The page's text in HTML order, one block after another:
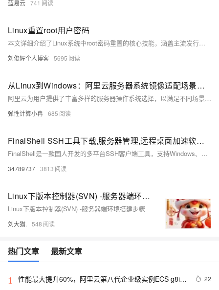
蓝易云 741
Linux重置root用户密码
本文详细介绍了Linux系统中root密码重置的核心技能，涵盖主流发行版如RHEL、CentOS、Debian、Ubuntu、Arch、openSUSE等的实操方法。内容包括通过GRUB引导编辑、单用户模式和Live CD救援三种方式重置密码的具体步骤，适配物理机、虚拟机及云服务器环境。文章分步解析了启动拦截、权限获取和密码重置三大阶段，并提供各发行版的实际操作代码示例，帮助管理员快速解决忘记root密码的问题。
刘俊辉个人博客 5695
从Linux到Windows：阿里云服务器系统镜像适配场景与选择参考
阿里云为用户提供了丰富多样的服务器操作系统选择，以满足不同场景下的应用需求。目前，云服务器的操作系统镜像主要分为公共镜像、自定义镜像、共享镜像、镜像市场和社区镜像五大类。以下是对这些镜像类型的详细介绍及选择云服务器系统时需要考虑的因素，以供参考。
弹性计算小冉 685
FinalShell SSH工具下载,服务器管理,远程桌面加速软件,支持Windows,macOS,Linux
FinalShell是一款国人开发的多平台SSH客户端工具，支持Windows、Mac OS X和Linux系统。它提供一体化服务器管理功能，支持shell和sftp同屏显示，命令自动提示，操作便捷。软件还具备加速功能，提升访问服务器速度，适合普通用户和专业人士使用。
34789737 3813
Linux下版本控制器(SVN) -服务器端环境搭建步骤
Linux下版本控制器(SVN) -服务器端环境搭建步骤
刘大猫. 548
热门文章 最新文章
1
性能最大提升60%，阿里云第八代企业级实例ECS g8i正
22